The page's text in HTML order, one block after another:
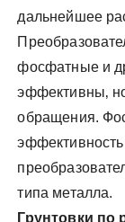
дальнейшее
фосфатные и
эффективны‚
обращения.
типа металла.
Грунтовки по